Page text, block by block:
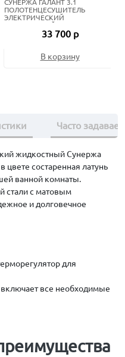
ПОЛОТЕНЦЕСУШИТЕЛЬ
ЭЛЕКТРИЧЕСКИЙ
ЖИДКОСТНЫЙ 80Х50 СМ
МАТОВЫЙ ЧЁРНЫЙ
33 700 р
В корзину
Часто
жидкостный Сунержа
цвете состаренная латунь
ванной комнаты.
стали с матовым
и долговечное
для
все необходимые